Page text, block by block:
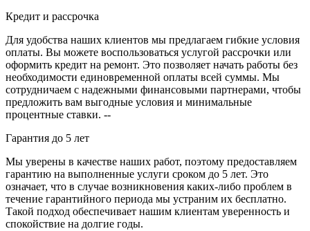
Кредит и рассрочка
Для удобства наших клиентов мы предлагаем гибкие условия
оплаты. Вы можете воспользоваться услугой рассрочки или
оформить кредит на ремонт. Это позволяет начать работы без
необходимости единовременной оплаты всей суммы. Мы
сотрудничаем с надежными финансовыми партнерами, чтобы
предложить вам выгодные условия и минимальные
процентные ставки. --
Гарантия до 5 лет
Мы уверены в качестве наших работ, поэтому предоставляем
гарантию на выполненные услуги сроком до 5 лет. Это
означает, что в случае возникновения каких-либо проблем в
течение гарантийного периода мы устраним их бесплатно.
Такой подход обеспечивает нашим клиентам уверенность и
спокойствие на долгие годы.